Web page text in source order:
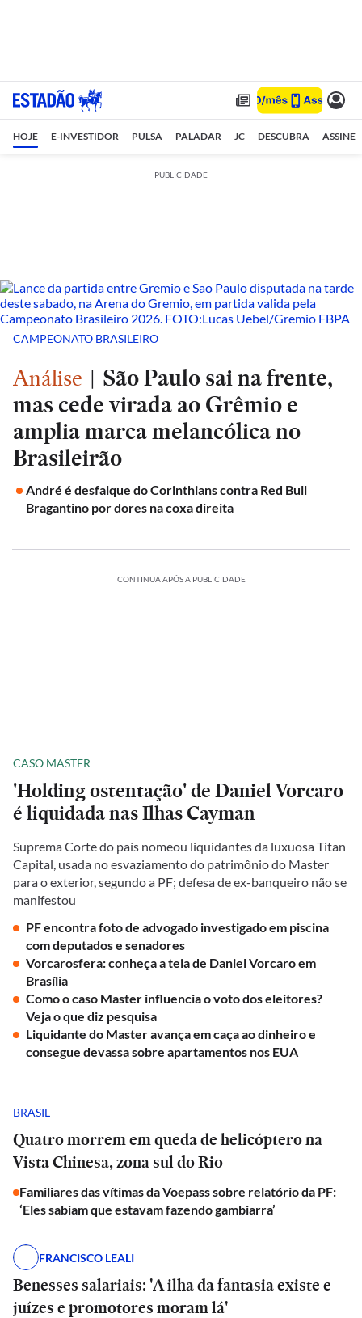
HOJE E-INVESTIDOR PULSA PALADAR JC DESCUBRA ASSINE
PUBLICIDADE
CAMPEONATO BRASILEIRO
Análise | São Paulo sai na frente,
mas cede virada ao Grêmio e
amplia marca melancólica no
Brasileirão
André é desfalque do Corinthians contra Red Bull
Bragantino por dores na coxa direita
CONTINUA APÓS A PUBLICIDADE
CASO MASTER
'Holding ostentação' de Daniel Vorcaro
é liquidada nas Ilhas Cayman
Suprema Corte do país nomeou liquidantes da luxuosa Titan
Capital, usada no esvaziamento do patrimônio do Master
para o exterior, segundo a PF; defesa de ex-banqueiro não se
manifestou
PF encontra foto de advogado investigado em piscina
com deputados e senadores
Vorcarosfera: conheça a teia de Daniel Vorcaro em
Brasília
Como o caso Master influencia o voto dos eleitores?
Veja o que diz pesquisa
Liquidante do Master avança em caça ao dinheiro e
consegue devassa sobre apartamentos nos EUA
BRASIL
Quatro morrem em queda de helicóptero na
Vista Chinesa, zona sul do Rio
Familiares das vítimas da Voepass sobre relatório da PF:
‘Eles sabiam que estavam fazendo gambiarra’
FRANCISCO LEALI
Benesses salariais: 'A ilha da fantasia existe e
juízes e promotores moram lá'